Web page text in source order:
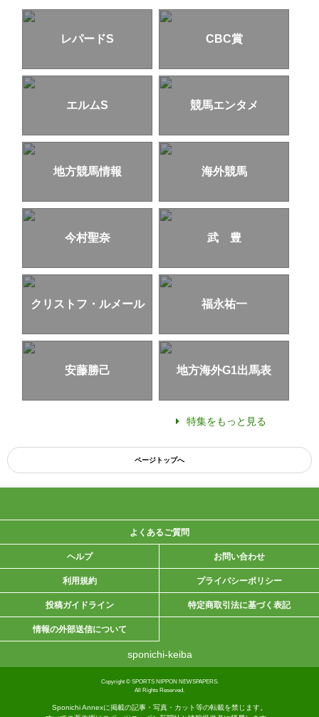
レパードS CBC賞
エルムS 競馬エンタメ
地方競馬情報 海外競馬
今村聖奈 武 豊
クリストフ・ルメール 福永祐一
安藤勝己 地方海外G1出馬表
特集をもっと見る
ページトップへ
よくあるご質問
ヘルプ お問い合わせ
利用規約 プライバシーポリシー
投稿ガイドライン 特定商取引法に基づく表記
情報の外部送信について
sponichi-keiba
Copyright © SPORTS NIPPON NEWSPAPERS.
All Rights Reserved.
Sponichi Annexに掲載の記事・写真・カット等の転載を禁じます。